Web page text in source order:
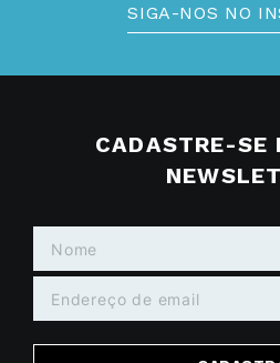
SIGA-NOS NO
CADASTRE-SE